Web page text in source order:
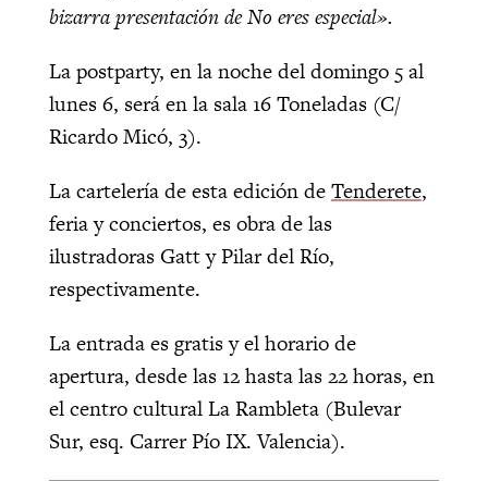
bizarra presentación de No eres especial».
La postparty, en la noche del domingo 5 al
lunes 6, será en la sala 16 Toneladas (C/
Ricardo Micó, 3).
La cartelería de esta edición deTenderete,
feria y conciertos, es obra de las
ilustradoras Gatt y Pilar del Río,
respectivamente.
La entrada es gratis y el horario de
apertura, desde las 12 hasta las 22 horas, en
el centro cultural La Rambleta (Bulevar
Sur, esq. Carrer Pío IX. Valencia).